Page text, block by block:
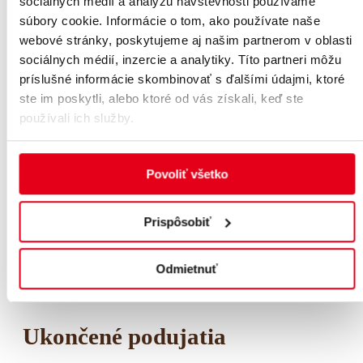
súbory cookie. Informácie o tom, ako používate naše
webové stránky, poskytujeme aj našim partnerom v oblasti
sociálnych médií, inzercie a analytiky. Títo partneri môžu
príslušné informácie skombinovať s ďalšími údajmi, ktoré
ste im poskytli, alebo ktoré od vás získali, keď ste
používali ich služby.
Povoliť všetko
Prispôsobiť
Odmietnuť
Komédia Milenec
7. novembra 2026 @ 19:00 - 7. novembra 2026
Kúpele Sliač
23
nov
nov
-
23. novembra 2026 @ 19:00 - 23. novembra 2026
Kúpele Sliač
Ukončené podujatia